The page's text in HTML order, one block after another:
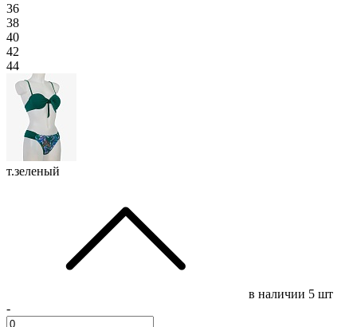
36
38
40
42
44
т.зеленый
в наличии 5 шт
-